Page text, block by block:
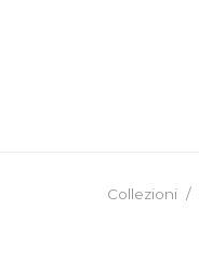
Collezioni /